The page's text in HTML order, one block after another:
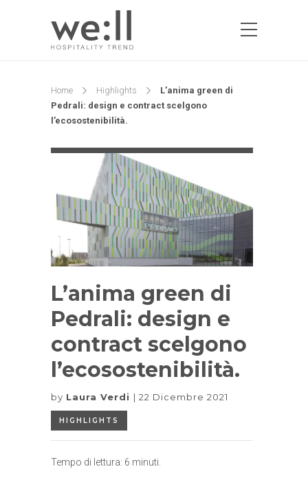
Home Highlights
L’anima green di
Pedrali: design e contract scelgono
l’ecosostenibilità.
L’anima green di
Pedrali: design e
contract scelgono
l’ecosostenibilità.
by Laura Verdi 22 Dicembre 2021
HIGHLIGHTS
Tempo di lettura: 6 minuti.